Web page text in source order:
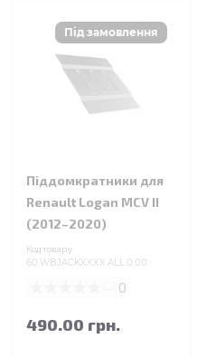
Піддомкратники для
Renault Logan MCV II
(2012–2020)
Код товару:
60.WBJACKXXXX.ALL.0.00
0
490.00 грн.